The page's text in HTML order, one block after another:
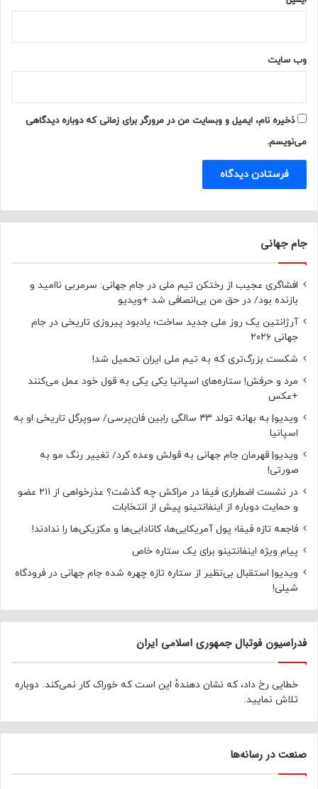
وب‌ سایت
ذخیره نام، ایمیل و وبسایت من در مرورگر برای زمانی که دوباره دیدگاهی
می‌نویسم.
جام جهانی
افشاگری عجیب از رختکن تیم ملی در جام جهانی: سرمربی ناامید و
بازنده بود/ در حق من بی‌انصافی شد +ویدیو
آرژانتین یک روز ملی جدید ساخت؛ یادبود پیروزی تاریخی در جام
جهانی ۲۰۲۶
شکست بزرگ‌تری که به تیم ملی ایران تحمیل شد!
مرد و حرفش! ستاره‌های اسپانیا یکی یکی به قول خود عمل می‌کنند
+عکس
ویدیو| به بهانه تولد ۴۳ سالگی رابین فان‌پرسی/ سوپرگل تاریخی او به
اسپانیا
ویدیو| قهرمان جام جهانی به قولش وعده کرد/ تغییر رنگ مو به
صورتی!
در نشست اضطراری فیفا در مراکش چه گذشت؟ عذرخواهی از ۲۱۱ عضو
و حمایت دوباره از اینفانتینو پیش از انتخابات
فاجعه تازه فیفا؛ پول آمریکایی‌ها، کانادایی‌ها و مکزیکی‌ها را ندادند!
پیام ویژه اینفانتینو برای یک ستاره خاص
ویدیو| استقبال بی‌نظیر از ستاره تازه چهره شده جام جهانی در فرودگاه
شیلی!
فدراسیون فوتبال جمهوری اسلامی ایران
خطایی رخ داد، که نشان دهندهٔ این است که خوراک کار نمی‌کند. دوباره
تلاش نمایید.
صنعت در رسانه‌ها